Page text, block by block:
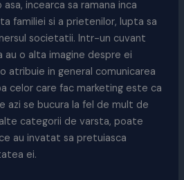
incearca sa ramana inca
familiei si a prietenilor, lupta sa
societatii. Intr-un cuvant
o alta imagine despre ei
atribuie in general comunicarea
celor care fac marketing este ca
azi se bucura la fel de mult de
categorii de varsta, poate
au invatat sa pretuiasca
ei.